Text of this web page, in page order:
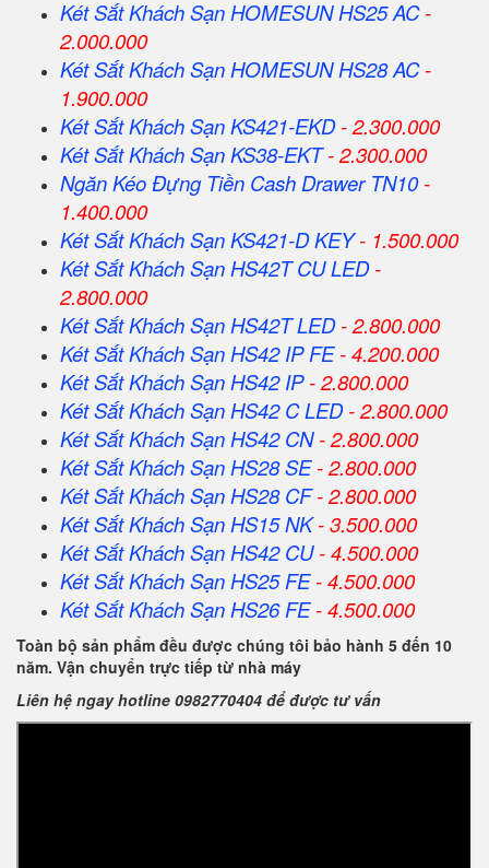
Két Sắt Khách Sạn HOMESUN HS25 AC-
2.000.000
Két Sắt Khách Sạn HOMESUN HS28 AC-
1.900.000
Két Sắt Khách Sạn KS421-EKD- 2.300.000
Két Sắt Khách Sạn KS38-EKT- 2.300.000
Ngăn Kéo Đựng Tiền Cash Drawer TN10-
1.400.000
Két Sắt Khách Sạn KS421-D KEY- 1.500.000
Két Sắt Khách Sạn HS42T CU LED-
2.800.000
Két Sắt Khách Sạn HS42T LED- 2.800.000
Két Sắt Khách Sạn HS42 IP FE- 4.200.000
Két Sắt Khách Sạn HS42 IP- 2.800.000
Két Sắt Khách Sạn HS42 C LED- 2.800.000
Két Sắt Khách Sạn HS42 CN- 2.800.000
Két Sắt Khách Sạn HS28 SE- 2.800.000
Két Sắt Khách Sạn HS28 CF- 2.800.000
Két Sắt Khách Sạn HS15 NK- 3.500.000
Két Sắt Khách Sạn HS42 CU- 4.500.000
Két Sắt Khách Sạn HS25 FE- 4.500.000
Két Sắt Khách Sạn HS26 FE- 4.500.000
Toàn bộ sản phẩm đều được chúng tôi bảo hành 5 đến 10
năm. Vận chuyển trực tiếp từ nhà máy
Liên hệ ngay hotline 0982770404 để được tư vấn